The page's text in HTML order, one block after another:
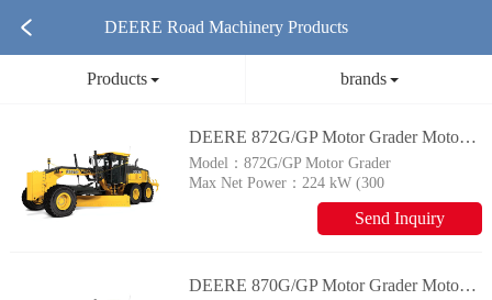
DEERE Road Machinery Products
Products brands
DEERE 872G/GP Motor Grader Motor Graders
Model：872G/GP Motor Grader
Max Net Power：224 kW (300
Send Inquiry
DEERE 870G/GP Motor Grader Motor Graders